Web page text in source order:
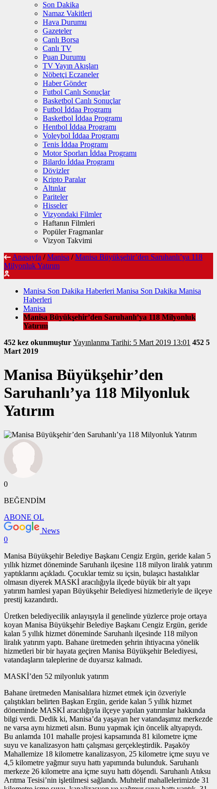
Son Dakika
Namaz Vakitleri
Hava Durumu
Gazeteler
Canlı Borsa
Canlı TV
Puan Durumu
TV Yayın Akışları
Nöbetçi Eczaneler
Haber Gönder
Futbol Canlı Sonuçlar
Basketbol Canlı Sonuçlar
Futbol İddaa Programı
Basketbol İddaa Programı
Hentbol İddaa Programı
Voleybol İddaa Programı
Tenis İddaa Programı
Motor Sporları İddaa Programı
Bilardo İddaa Programı
Dövizler
Kripto Paralar
Altınlar
Pariteler
Hisseler
Vizyondaki Filmler
Haftanın Filmleri
Popüler Fragmanlar
Vizyon Takvimi
Anasayfa / Manisa / Manisa Büyükşehir’den Saruhanlı’ya 118
Milyonluk Yatırım
Manisa Son Dakika Haberleri Manisa Son Dakika Manisa
Haberleri
Manisa
Manisa Büyükşehir’den Saruhanlı’ya 118 Milyonluk
Yatırım
452 kez okunmuştur Yayınlanma Tarihi: 5 Mart 2019 13:01 452 5
Mart 2019
Manisa Büyükşehir’den
Saruhanlı’ya 118 Milyonluk
Yatırım
0
BEĞENDİM
ABONE OL
News
0
Manisa Büyükşehir Belediye Başkanı Cengiz Ergün, geride kalan 5
yıllık hizmet döneminde Saruhanlı ilçesine 118 milyon liralık yatırım
yaptıklarını açıkladı. Çocuklar temiz su içsin, bulaşıcı hastalıklar
olmasın diyerek MASKİ aracılığıyla ilçede büyük bir alt yapı
yatırım hamlesi yapan Büyükşehir Belediyesi hizmetleriyle de ilçeye
prestij kazandırdı.
Üretken belediyecilik anlayışıyla il genelinde yüzlerce proje ortaya
koyan Manisa Büyükşehir Belediye Başkanı Cengiz Ergün, geride
kalan 5 yıllık hizmet döneminde Saruhanlı ilçesinde 118 milyon
liralık yatırım yaptı. Bahane üretmeden şehrin ihtiyacına yönelik
hizmetleri bir bir hayata geçiren Manisa Büyükşehir Belediyesi,
vatandaşların taleplerine de duyarsız kalmadı.
MASKİ’den 52 milyonluk yatırım
Bahane üretmeden Manisalılara hizmet etmek için özveriyle
çalıştıkları belirten Başkan Ergün, geride kalan 5 yıllık hizmet
döneminde MASKİ aracılığıyla ilçeye yapılan yatırımlar hakkında
bilgi verdi. Dedik ki, Manisa’da yaşayan her vatandaşımız merkezde
ne varsa aynı hizmeti alsın. Bunu yapmak için öncelik altyapıydı.
Bu anlamda 101 mahalle projesi kapsamında 81 kilometre içme
suyu ve kanalizasyon hattı çalışması gerçekleştirdik. Paşaköy
Mahallemize 18 kilometre kanalizasyon, 25 kilometre içme suyu ve
4,5 kilometre yağmur suyu hattı yapımında bulunduk. Saruhanlı
merkeze 26 kilometre ana içme suyu hattı döşendi. Saruhanlı Atıksu
Arıtma Tesisi’nin işletilmesi sağlandı. Muhtelif mahallelerimizde 31